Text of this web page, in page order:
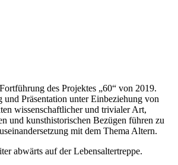
des Projektes „60“ von 2019.
und Präsentation unter Einbeziehung von
wissenschaftlicher und trivialer Art,
und kunsthistorischen Bezügen führen zu
mit dem Thema Altern.
abwärts auf der Lebensaltertreppe.